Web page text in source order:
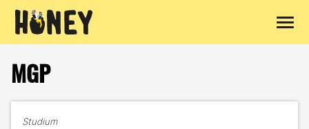
Inhalt
springen
MGP
Studium